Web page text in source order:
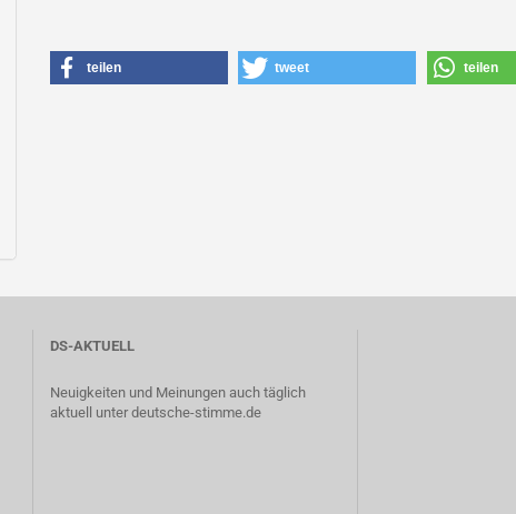
teilen tweet teilen
DS-AKTUELL
Neuigkeiten und Meinungen auch täglich
aktuell unter deutsche-stimme.de